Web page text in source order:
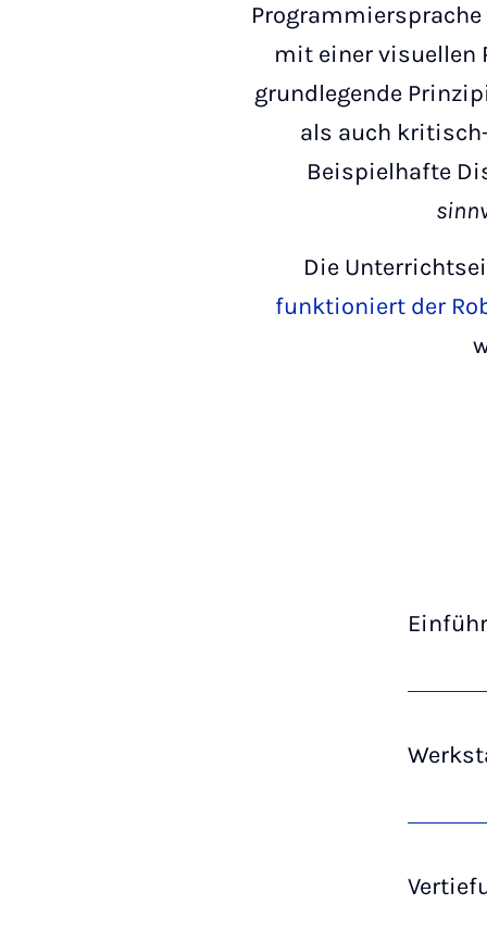
mit einer visuellen
grundlegende
als auch
Beispielhafte
Die
funktioniert der